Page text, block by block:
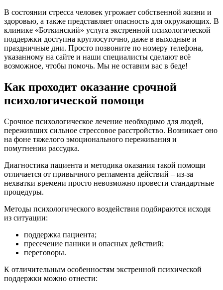
В состоянии стресса человек угрожает собственной жизни и
здоровью, а также представляет опасность для окружающих. В
клинике «Боткинский» услуга экстренной психологической
поддержки доступна круглосуточно, даже в выходные и
праздничные дни. Просто позвоните по номеру телефона,
указанному на сайте и наши специалисты сделают всё
возможное, чтобы помочь. Мы не оставим вас в беде!
Как проходит оказание срочной
психологической помощи
Срочное психологическое лечение необходимо для людей,
переживших сильное стрессовое расстройство. Возникает оно
на фоне тяжелого эмоционального переживания и
помутнении рассудка.
Диагностика пациента и методика оказания такой помощи
отличается от привычного регламента действий – из-за
нехватки времени просто невозможно провести стандартные
процедуры.
Методы психологического воздействия подбираются исходя
из ситуации:
поддержка пациента;
пресечение паники и опасных действий;
переговоры.
К отличительным особенностям экстренной психической
поддержки можно отнести: